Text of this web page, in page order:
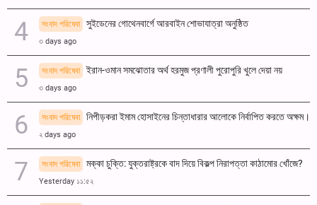
সংবাদ পরিষেবা সুইডেনের গোথেনবার্গে আরবাইন শোভাযাত্রা অনুষ্ঠিত
৩ days ago
সংবাদ পরিষেবা ইরান-ওমান সমঝোতার অর্থ হরমুজ প্রণালী পুরোপুরি খুলে দেয়া নয়
৩ days ago
সংবাদ পরিষেবা নিপীড়করা ইমাম হোসাইনের চিন্তাধারার আলোকে নির্বাপিত করতে অক্ষম।
২ days ago
সংবাদ পরিষেবা মক্কা চুক্তি: যুক্তরাষ্ট্রকে বাদ দিয়ে বিকল্প নিরাপত্তা কাঠামোর খোঁজে?
Yesterday ১১:৫২